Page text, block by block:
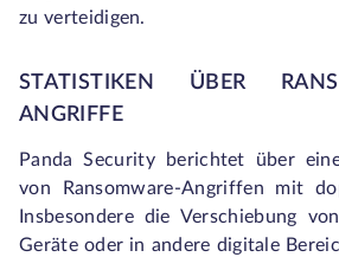
zu verteidigen.
STATISTIKEN ÜBER
ANGRIFFE
Panda Security berichtet über
von Ransomware-Angriffen mit
Insbesondere die Verschiebung
Geräte oder in andere digitale